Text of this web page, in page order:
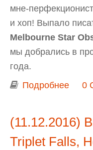
мне-
и хоп! Выпало
Melbourne Star
мы добрались в
года.
Подробнее о 0
(11.12.2016)
Triplet Falls,